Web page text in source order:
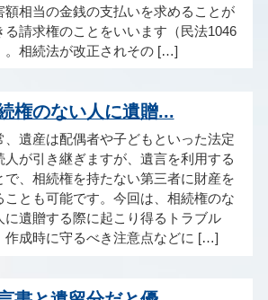
額相当の金銭の支払いを求めることが
る請求権のことをいいます（民法1046
。相続法が改正されその […]
権のない人に遺贈...
、遺産は配偶者や子どもといった法定
人が引き継ぎますが、遺言を利用する
で、相続権を持たない第三者に財産を
ことも可能です。今回は、相続権のな
に遺贈する際に起こり得るトラブル
作成時に守るべき注意点などに […]